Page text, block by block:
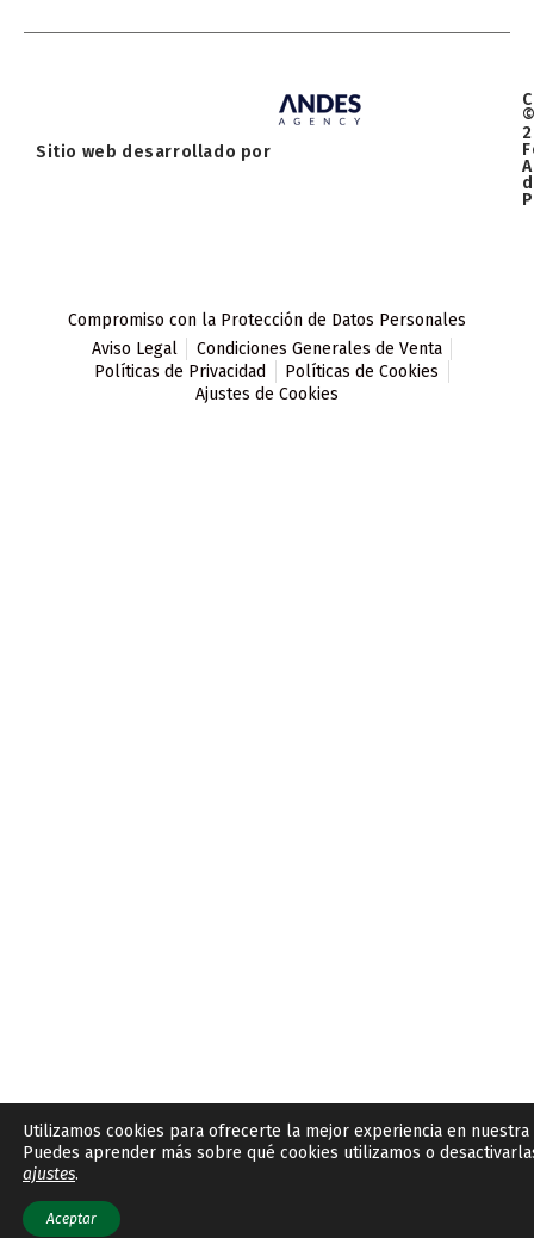
Sitio web desarrollado por
Compromiso con la Protección de Datos Personales
Aviso Legal
Condiciones Generales de Venta
Políticas de Privacidad
Políticas de Cookies
Ajustes de Cookies
Utilizamos cookies para ofrecerte la mejor experiencia en nuestra
Puedes aprender más sobre qué cookies utilizamos o
ajustes.
Aceptar